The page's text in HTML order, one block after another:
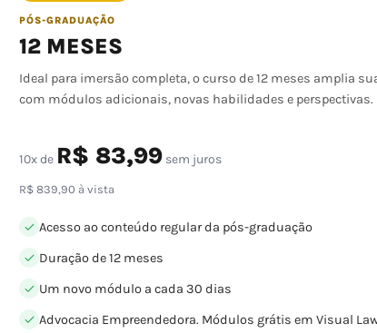
PÓS-GRADUAÇÃO
12 MESES
Ideal para imersão completa, o curso de 12 meses amplia
com módulos adicionais, novas habilidades e perspectivas.
10x de R$ 83,99 sem juros
R$ 839,90 à vista
Acesso ao conteúdo regular da pós-graduação
Duração de 12 meses
Um novo módulo a cada 30 dias
Advocacia Empreendedora. Módulos grátis em Visual